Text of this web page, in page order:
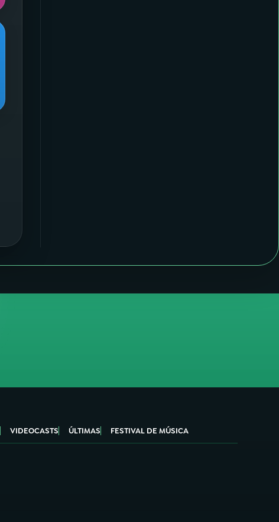
VIDEOCASTS ÚLTIMAS FESTIVAL DE MÚSICA